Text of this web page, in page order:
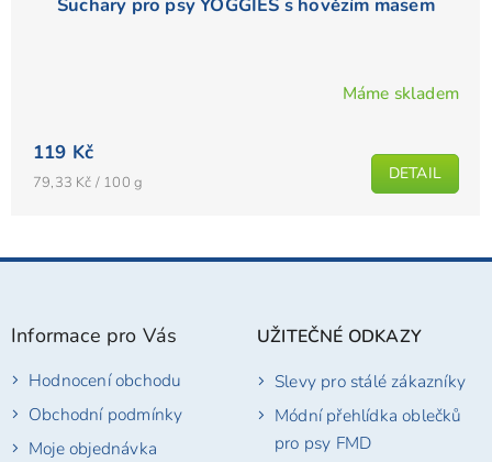
Suchary pro psy YOGGIES s hovězím masem
Máme skladem
119 Kč
Měrná
79,33 Kč / 100 g DETAIL
Z
Informace pro Vás
Hodnocení obchodu
Obchodní podmínky
Moje objednávka
UŽITEČNÉ ODKAZY
Slevy pro stálé zákazníky
Módní přehlídka oblečků
pro psy FMD